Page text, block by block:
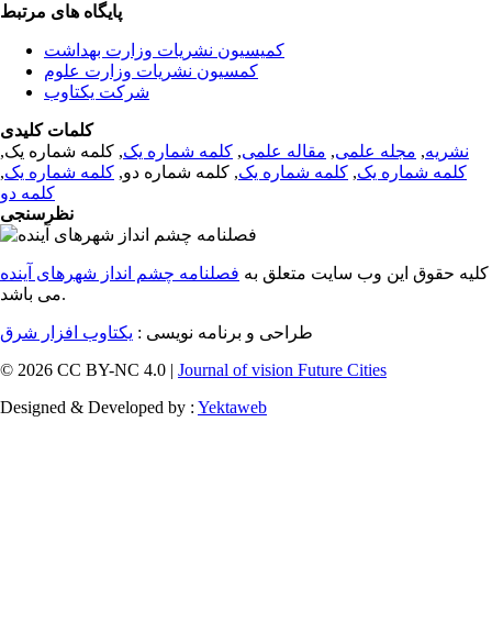
پایگاه های مرتبط
کمیسیون نشریات وزارت بهداشت
کمسیون نشریات وزارت علوم
شرکت یکتاوب
کلمات کلیدی
نشریه, مجله علمی, مقاله علمی, کلمه شماره یک, کلمه شماره یک,
کلمه شماره یک, کلمه شماره یک, کلمه شماره دو, کلمه شماره یک,
کلمه دو
نظرسنجی
کلیه حقوق این وب سایت متعلق به فصلنامه چشم انداز شهرهای آینده
می باشد.
طراحی و برنامه نویسی : یکتاوب افزار شرق
© 2026 CC BY-NC 4.0 | Journal of vision Future Cities
Designed & Developed by : Yektaweb